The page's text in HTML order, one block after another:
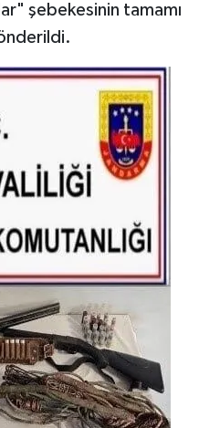
şebekesinin tamamı